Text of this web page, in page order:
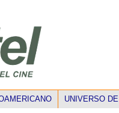
UNIVERSO